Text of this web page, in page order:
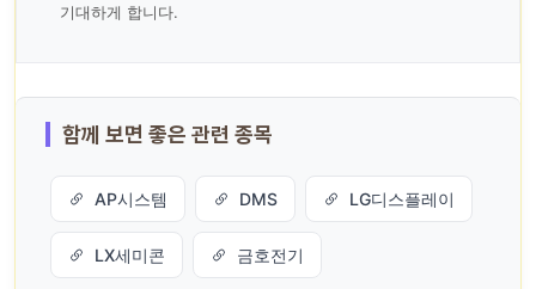
기대하게 합니다.
함께 보면 좋은 관련 종목
AP시스템 DMS LG디스플레이
LX세미콘 금호전기